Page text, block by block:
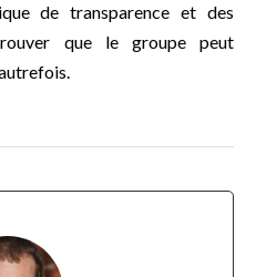
de transparence et des
que le groupe peut